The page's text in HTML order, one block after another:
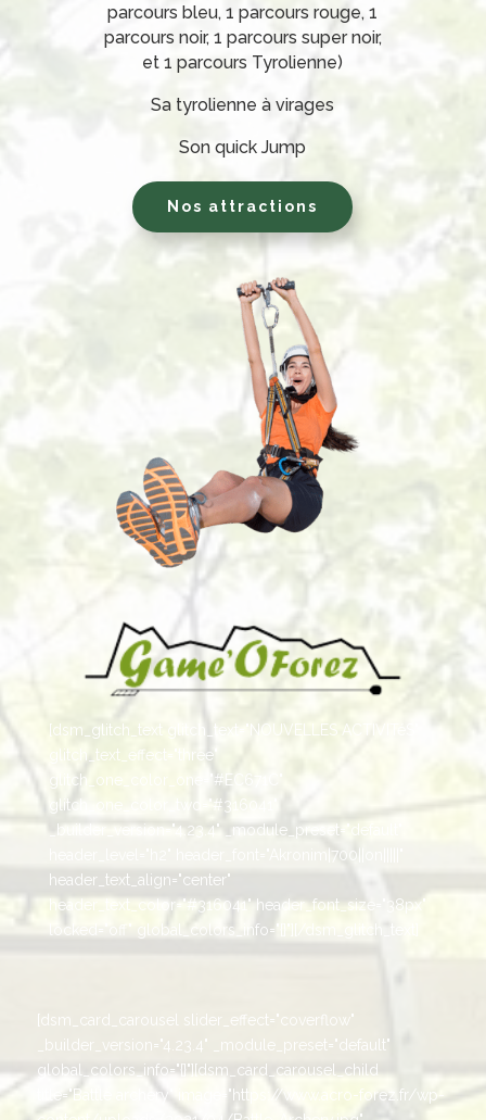
parcours bleu, 1 parcours rouge, 1
parcours noir, 1 parcours super noir,
et 1 parcours Tyrolienne)
Sa tyrolienne à virages
Son quick Jump
Nos attractions
[dsm_glitch_text glitch_text="NOUVELLES ACTIVITéS"
glitch_text_effect="three"
glitch_one_color_one="#EC671C"
glitch_one_color_two="#316041"
_builder_version="4.23.4" _module_preset="default"
header_level="h2" header_font="Akronim|700||on|||||"
header_text_align="center"
header_text_color="#316041" header_font_size="38px"
locked="off" global_colors_info="{}"][/dsm_glitch_text]
[dsm_card_carousel slider_effect="coverflow"
_builder_version="4.23.4" _module_preset="default"
global_colors_info="{}"][dsm_card_carousel_child
title="Battle archery" image="https://www.acro-forez.fr/wp-